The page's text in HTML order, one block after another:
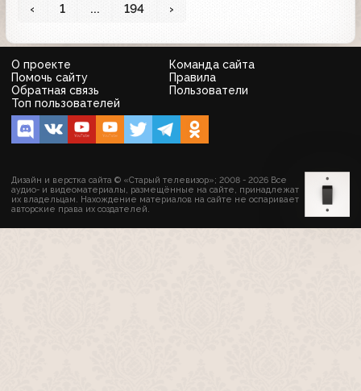
‹ 1 ... 194 ›
О проекте
Команда сайта
Помочь сайту
Правила
Обратная связь
Пользователи
Топ пользователей
Дизайн и верстка сайта © «Старый телевизор»; 2008 - 2026 Все
аудио- и видеоматериалы, размещённые на сайте, принадлежат
их владельцам. Нахождение материалов на сайте не оспаривает
авторские права их создателей.